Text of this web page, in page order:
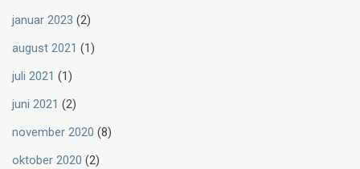
januar 2023 (2)
august 2021 (1)
juli 2021 (1)
juni 2021 (2)
november 2020 (8)
oktober 2020 (2)